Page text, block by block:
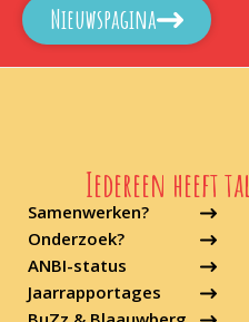
Nieuwspagina
Samenwerken?
Onderzoek?
ANBI-status
Jaarrapportages
Iedereen heeft